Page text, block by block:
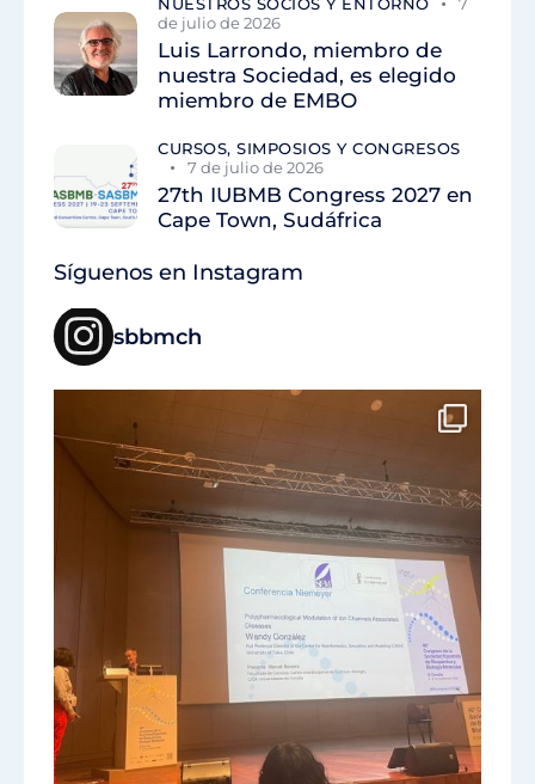
NUESTROS SOCIOS Y ENTORNO
7
de julio de 2026
Luis Larrondo, miembro de
nuestra Sociedad, es elegido
miembro de EMBO
CURSOS, SIMPOSIOS Y CONGRESOS
7 de julio de 2026
27th IUBMB Congress 2027 en
Cape Town, Sudáfrica
Síguenos en Instagram
sbbmch